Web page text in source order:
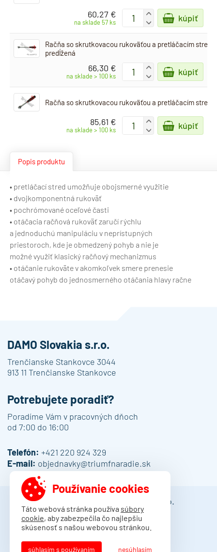
60,27 €
na sklade 57 ks
+
-
kúpiť
Račňa so skrutkovacou rukoväťou a pretláčacím
predĺžená
66,30 €
na sklade > 100 ks
+
-
kúpiť
Račňa so skrutkovacou rukoväťou a pretláčacím
85,61 €
na sklade > 100 ks
+
-
kúpiť
Popis produktu
• pretláčací stred umožňuje obojsmerné využitie
• dvojkomponentná rukoväť
• pochrómované oceľové časti
• otáčacia račňová rukoväť zaručí rýchlu
a jednoduchú manipuláciu v neprístupných
priestoroch, kde je obmedzený pohyb a nie je
možné využiť klasický račňový mechanizmus
• otáčanie rukoväte v akomkoľvek smere prenesie
otáčavý pohyb do jednosmerného otáčania hlavy račne
DAMO Slovakia s.r.o.
Trenčianske Stankovce 3044
913 11 Trenčianske Stankovce
Potrebujete poradiť?
Poradíme Vám v pracovných dňoch
od 7:00 do 16:00
Telefón: +421 220 924 329
E-mail: objednavky@triumfnaradie.sk
© 2013 - 2026 DAMO Slovakia s.r.o.
Obchodné podmienky
Dodacie podmienky
Ochrana osobných údajov
Používanie cookies
Táto webová stránka používa súbory
cookie, aby zabezpečila čo najlepšiu
skúsenosť s našou webovou stránkou.
súhlasím s používaním nesúhlasím